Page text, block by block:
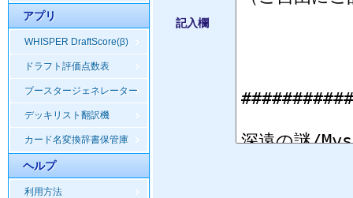
アプリ
WHISPER DraftScore(β)
ドラフト評価点数表
ブースタージェネレーター
デッキリスト翻訳機
カード名変換辞書保管庫
ヘルプ
利用方法
記入欄